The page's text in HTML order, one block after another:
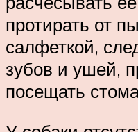
протирать от
салфеткой,
зубов и ушей,
посещать